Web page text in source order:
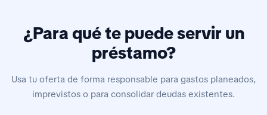
¿Para qué te puede servir un
préstamo?
Usa tu oferta de forma responsable para gastos planeados,
imprevistos o para consolidar deudas existentes.